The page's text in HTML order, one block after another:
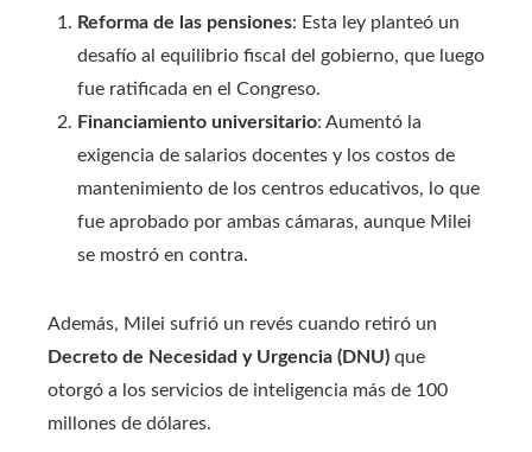
Reforma de las pensiones: Esta ley planteó un
desafío al equilibrio fiscal del gobierno, que luego
fue ratificada en el Congreso.
Financiamiento universitario: Aumentó la
exigencia de salarios docentes y los costos de
mantenimiento de los centros educativos, lo que
fue aprobado por ambas cámaras, aunque Milei
se mostró en contra.
Además, Milei sufrió un revés cuando retiró un
Decreto de Necesidad y Urgencia (DNU) que
otorgó a los servicios de inteligencia más de 100
millones de dólares.